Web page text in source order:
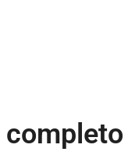
completo